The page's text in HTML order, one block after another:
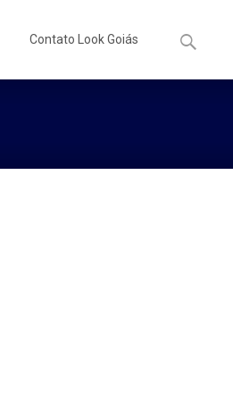
Contato Look Goiás
por: